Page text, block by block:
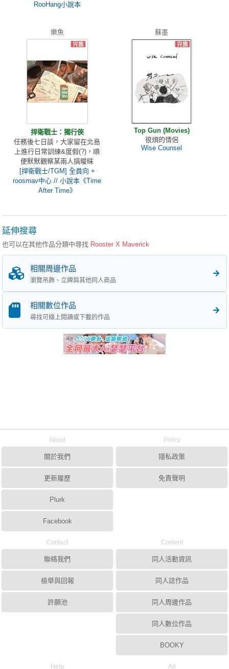
RooHang小說本
樂魚
捍衛戰士：獨行俠
任務後七日談，大家留在北島
上進行日常訓練&度假(?)，順
便默默觀察某兩人搞曖昧
[捍衛戰士/TGM] 全員向 +
roosmav中心 // 小說本《Time
After Time》
蘇墨
Top Gun (Movies)
很煩的情侶
Wise Counsel
延伸搜尋
也可以在其他作品分類中尋找 Rooster X Maverick
相關周邊作品
瀏覽吊飾、立牌與其他同人商品
相關數位作品
尋找可線上閱讀或下載的作品
About
關於我們
更新履歷
Plurk
Facebook
Policy
隱私政策
免責聲明
Contact
聯絡我們
檢舉與回報
許願池
Content
同人活動資訊
同人誌作品
同人周邊作品
同人數位作品
BOOKY
Help Ad